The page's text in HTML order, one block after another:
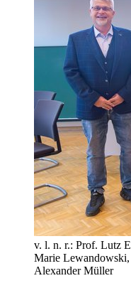
v. l. n. r.: Prof. Lutz
Marie Lewandowski,
Alexander Müller